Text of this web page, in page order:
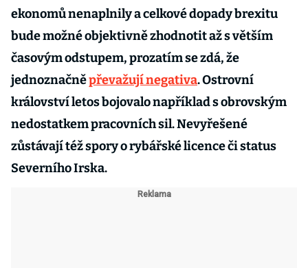
ekonomů nenaplnily a celkové dopady brexitu
bude možné objektivně zhodnotit až s větším
časovým odstupem, prozatím se zdá, že
jednoznačněpřevažují negativa. Ostrovní
království letos bojovalo například s obrovským
nedostatkem pracovních sil. Nevyřešené
zůstávají též spory o rybářské licence či status
Severního Irska.